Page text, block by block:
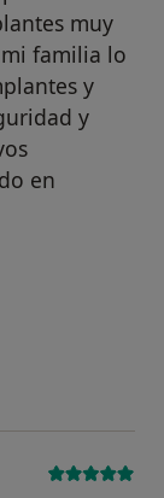
muy
familia lo
y
y
en
del usuario Cuenta